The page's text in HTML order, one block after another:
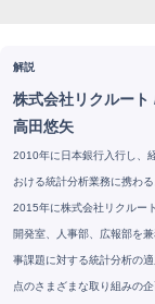
解説
株式会社リクルート
高田悠矢
2010年に日本銀⾏⼊⾏し、
おける統計分析業務に携わる
2015年に株式会社リクルー
開発室、人事部、広報部を
事課題に対する統計分析の
点のさまざまな取り組みの